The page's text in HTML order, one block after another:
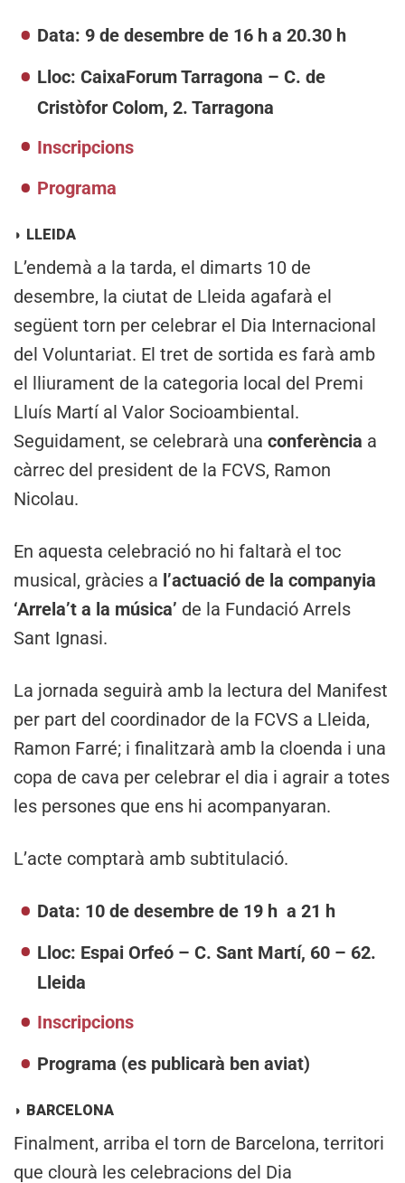
Data: 9 de desembre de 16 h a 20.30 h
Lloc: CaixaForum Tarragona – C. de
Cristòfor Colom, 2. Tarragona
Inscripcions
Programa
◗ LLEIDA
L’endemà a la tarda, el dimarts 10 de
desembre, la ciutat de Lleida agafarà el
següent torn per celebrar el Dia Internacional
del Voluntariat. El tret de sortida es farà amb
el lliurament de la categoria local del Premi
Lluís Martí al Valor Socioambiental.
Seguidament, se celebrarà una conferència a
càrrec del president de la FCVS, Ramon
Nicolau.
En aquesta celebració no hi faltarà el toc
musical, gràcies a l’actuació de la companyia
‘Arrela’t a la música’ de la Fundació Arrels
Sant Ignasi.
La jornada seguirà amb la lectura del Manifest
per part del coordinador de la FCVS a Lleida,
Ramon Farré; i finalitzarà amb la cloenda i una
copa de cava per celebrar el dia i agrair a totes
les persones que ens hi acompanyaran.
L’acte comptarà amb subtitulació.
Data: 10 de desembre de 19 h a 21 h
Lloc: Espai Orfeó – C. Sant Martí, 60 – 62.
Lleida
Inscripcions
Programa (es publicarà ben aviat)
◗ BARCELONA
Finalment, arriba el torn de Barcelona, territori
que clourà les celebracions del Dia